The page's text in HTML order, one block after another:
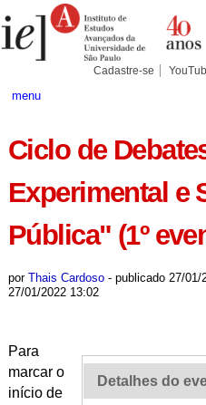
para
conteúdo.
Pessoais
Cadastre-se
menu
Ciclo de
Experimental e
Pública" (1º
por Thais Cardoso - publicado27/01/
27/01/2022 13:02
Detalhes do
​​Para
marcar o
início de